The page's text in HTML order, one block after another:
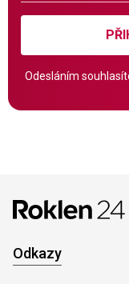
Odesláním
Odkazy